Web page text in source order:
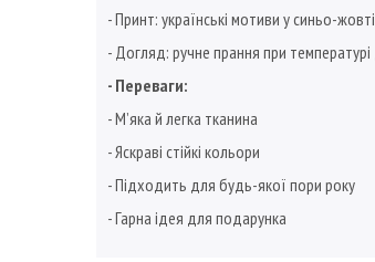
- Принт: українські мотиви у синьо-
- Догляд: ручне прання при
- Переваги:
- М’яка й легка тканина
- Яскраві стійкі кольори
- Підходить для будь-якої пори року
- Гарна ідея для подарунка